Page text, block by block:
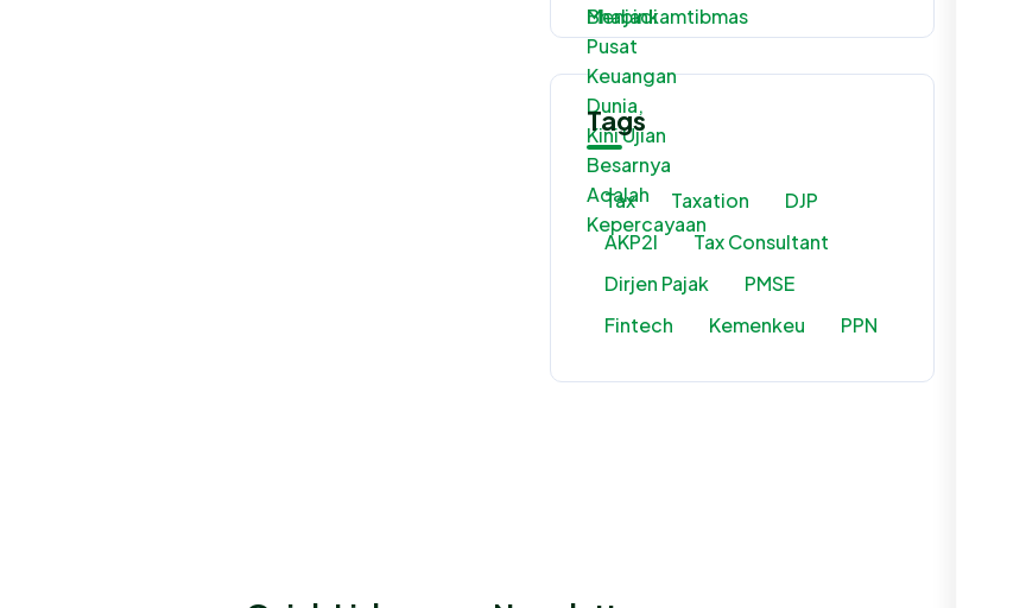
Keuangan Dunia, Kini
Ujian Besarnya
Tags
Tax Taxation
DJP
AKP2I
Tax Consultant
Dirjen Pajak
PMSE
Fintech
Kemenkeu PPN